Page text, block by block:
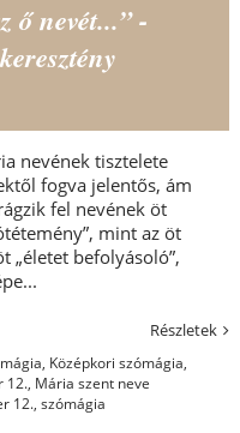
ő nevét...” -
nevének tisztelete
fogva jelentős, ám
fel nevének öt
mint az öt
„életet befolyásoló”,
Részletek
, Középkori szómágia,
12., Mária szent neve
12., szómágia